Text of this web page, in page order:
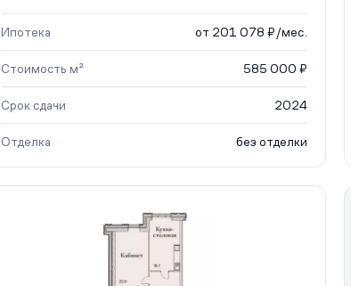
Ипотека от 201 078 ₽/мес.
Стоимость м² 585 000 ₽
Срок сдачи 2024
Отделка без отделки